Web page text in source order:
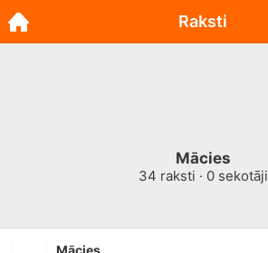
Mācies
34 raksti · 0sekotāji
Mācies
Raksti